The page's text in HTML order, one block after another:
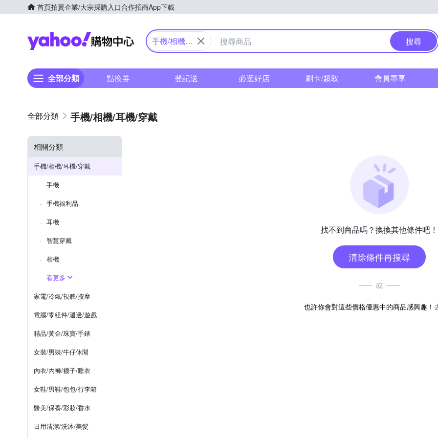
首頁拍賣企業/大宗採購入口合作招商App下載
Yahoo購物中心
手機/相機/
搜尋
全部分類 點換券 登記送 必逛好店 刷卡/超取 會員專享
手機/相機/耳機/穿戴
相關分類
手機/相機/耳機/穿戴
手機
手機福利品
耳機
智慧穿戴
相機
看更多
家電/冷氣/視聽/按摩
電腦/零組件/週邊/遊戲
精品/黃金/珠寶/手錶
女裝/男裝/牛仔休閒
內衣/內褲/襪子/睡衣
女鞋/男鞋/包包/行李箱
醫美/保養/彩妝/香水
日用清潔/洗沐/美髮
找不到商品嗎？換換其他條件吧！
清除條件再搜尋
或
也許你會對這些價格優惠中的商品感興趣！